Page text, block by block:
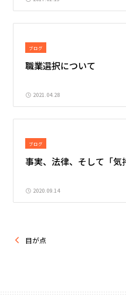
ブログ
職業選択について
2021.04.28
ブログ
事実、法律、そして「気
2020.09.14
目が点